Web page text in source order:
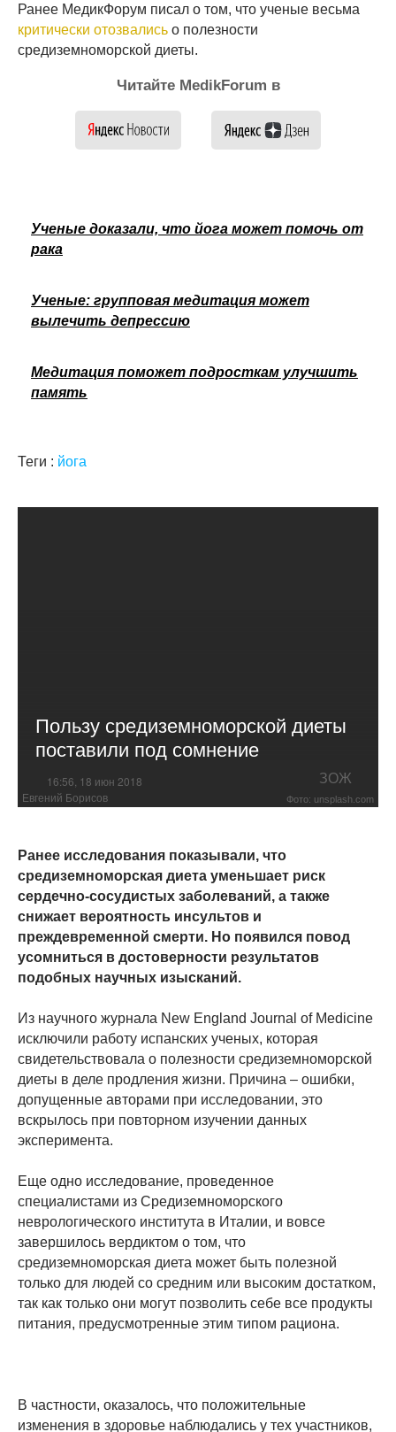
Ранее МедикФорум писал о том, что ученые весьма
критически отозвались о полезности
средиземноморской диеты.
Читайте MedikForum в
Ученые доказали, что йога может помочь от
рака
Ученые: групповая медитация может
вылечить депрессию
Медитация поможет подросткам улучшить
память
Теги : йога
Пользу средиземноморской диеты
поставили под сомнение
16:56, 18 июн 2018 ЗОЖ
Евгений Борисов Фото: unsplash.com
Ранее исследования показывали, что
средиземноморская диета уменьшает риск
сердечно-сосудистых заболеваний, а также
снижает вероятность инсультов и
преждевременной смерти. Но появился повод
усомниться в достоверности результатов
подобных научных изысканий.
Из научного журнала New England Journal of Medicine
исключили работу испанских ученых, которая
свидетельствовала о полезности средиземноморской
диеты в деле продления жизни. Причина – ошибки,
допущенные авторами при исследовании, это
вскрылось при повторном изучении данных
эксперимента.
Еще одно исследование, проведенное
специалистами из Средиземноморского
неврологического института в Италии, и вовсе
завершилось вердиктом о том, что
средиземноморская диета может быть полезной
только для людей со средним или высоким достатком,
так как только они могут позволить себе все продукты
питания, предусмотренные этим типом рациона.
В частности, оказалось, что положительные
изменения в здоровье наблюдались у тех участников,